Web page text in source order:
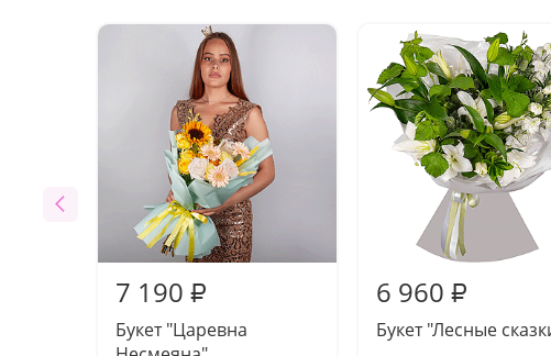
7 190 ₽
Букет "Царевна
6 960 ₽
Букет "Лесные